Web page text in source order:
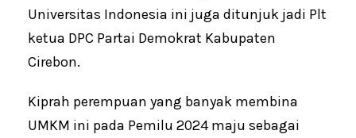
Universitas Indonesia ini juga ditunjuk jadi Plt
ketua DPC Partai Demokrat Kabupaten
Cirebon.
Kiprah perempuan yang banyak membina
UMKM ini pada Pemilu 2024 maju sebagai